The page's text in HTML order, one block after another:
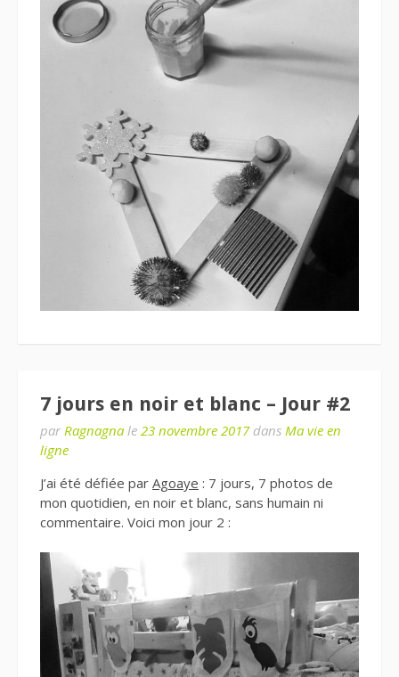
7 jours en noir et blanc – Jour #2
par Ragnagna le 23 novembre 2017dans Ma vie en
ligne
J’ai été défiée par Agoaye : 7 jours, 7 photos de
mon quotidien, en noir et blanc, sans humain ni
commentaire. Voici mon jour 2 :